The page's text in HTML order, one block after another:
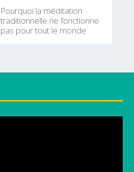
Pourquoi la méditation
traditionnelle ne fonctionne
pas pour tout le monde